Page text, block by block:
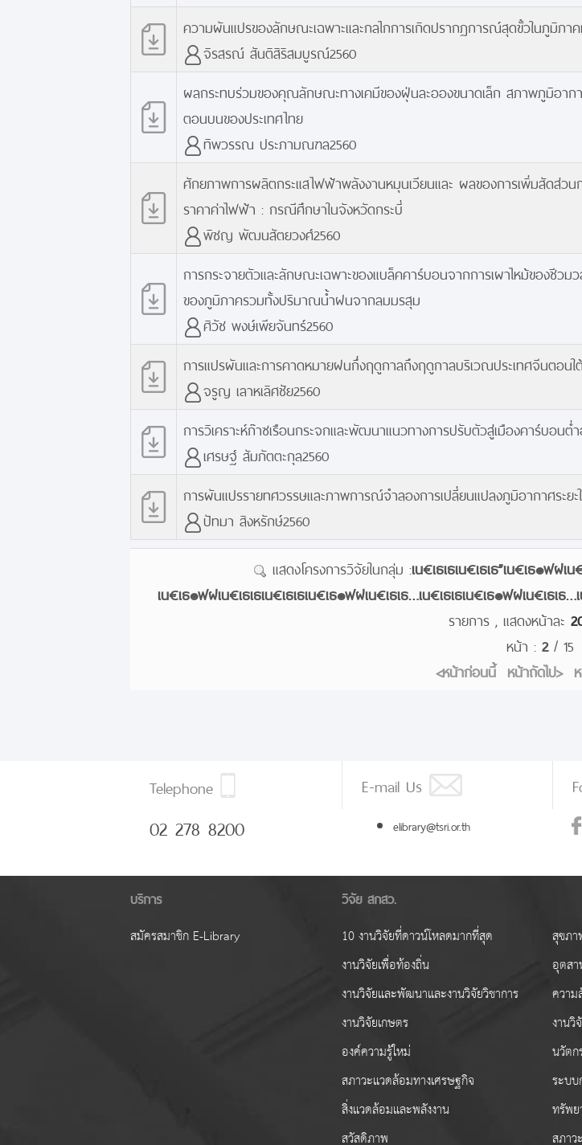
ความผันแปรของลักษณะเฉพาะและกลไกการเกิดปรากฏการณ์สุดขั้วในภูมิภาค
จิรสรณ์ สันติสิริสมบูรณ์2560
ผลกระทบร่วมของคุณลักษณะทางเคมีของฝุ่นละอองขนาดเล็ก สภาพภูมิอา
ตอนบนของประเทศไทย
ทิพวรรณ ประภามณฑล2560
ศักยภาพการผลิตกระแสไฟฟ้าพลังงานหมุนเวียนและ ผลของการเพิ่มสัดส่ว
ราคาค่าไฟฟ้า : กรณีศึกษาในจังหวัดกระบี่
พิชญ พัฒนสัตยวงศ์2560
การกระจายตัวและลักษณะเฉพาะของแบล็คคาร์บอนจากการเผาไหม้ของชีว
ของภูมิภาครวมทั้งปริมาณน้ำฝนจากลมมรสุม
ศิวัช พงษ์เพียจันทร์2560
การแปรผันและการคาดหมายฝนกึ่งฤดูกาลถึงฤดูกาลบริเวณประเทศจีนตอนใต้
จรูญ เลาหเลิศชัย2560
การวิเคราะห์ก๊าซเรือนกระจกและพัฒนาแนวทางการปรับตัวสู่เมืองคาร์บอนต่
เศรษฐ์ สัมภัตตะกุล2560
การผันแปรรายทศวรรษและภาพการณ์จำลองการเปลี่ยนแปลงภูมิอากาศระยะ
ปัทมา สิงหรักษ์2560
แสดงโครงการวิจัยในกลุ่ม :เน€เธเธเน€เธเธ”เน€เธ๏ฟฝเ
เน€เธ๏ฟฝเน€เธเธเน€เธเธเน€เธ๏ฟฝเน€เธเธ…เน€เธเธเน€เธ๏ฟฝเน€เธ
รายการ , แสดงหน้าละ
หน้า : 2/ 15
<หน้าก่อนนี้ หน้าถัดไป>
Telephone
02 278 8200
E-mail Us
elibrary@tsri.or.th
บริการ
สมัครสมาชิก E-Library
วิจัย สกสว.
10 งานวิจัยที่ดาวน์โหลดมากที่สุด
งานวิจัยเพื่อท้องถิ่น
งานวิจัยและพัฒนาและงานวิจัยวิชาการ
งานวิจัยเกษตร
องค์ความรู้ใหม่
สภาวะแวดล้อมทางเศรษฐกิจ
สิ่งแวดล้อมและพลังงาน
สวัสดิภาพ
สุขภ
อุตส
ความ
งาน
นวัต
ระบบ
ทรัพ
สภา